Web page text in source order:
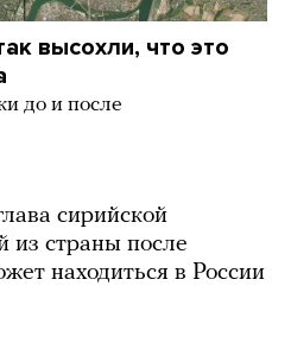
высохли, что это
до и после
сирийской
из страны после
находиться в России